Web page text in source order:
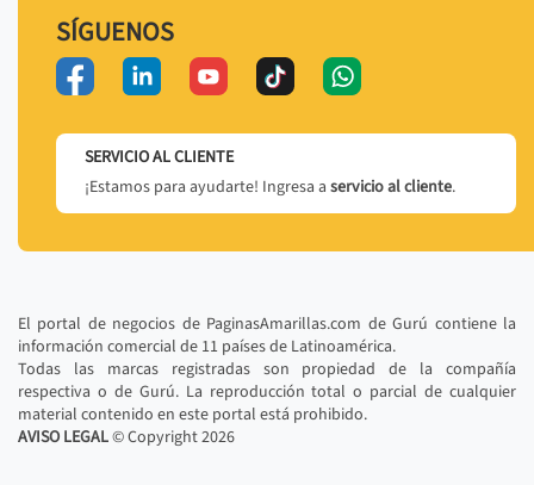
SÍGUENOS
SERVICIO AL CLIENTE
¡Estamos para ayudarte! Ingresa a servicio al cliente.
El portal de negocios de PaginasAmarillas.com de Gurú contiene la
información comercial de 11 países de Latinoamérica.
Todas las marcas registradas son propiedad de la compañía
respectiva o de Gurú. La reproducción total o parcial de cualquier
material contenido en este portal está prohibido.
AVISO LEGAL© Copyright2026